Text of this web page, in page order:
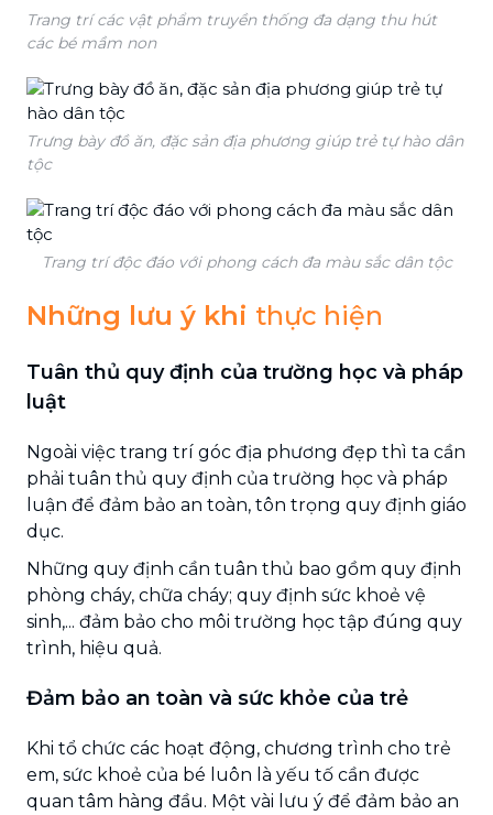
Trang trí các vật phẩm truyền thống đa dạng thu hút
các bé mầm non
Trưng bày đồ ăn, đặc sản địa phương giúp trẻ tự hào dân
tộc
Trang trí độc đáo với phong cách đa màu sắc dân tộc
Những lưu ý khi thực hiện
Tuân thủ quy định của trường học và pháp
luật
Ngoài việc trang trí góc địa phương đẹp thì ta cần
phải tuân thủ quy định của trường học và pháp
luận để đảm bảo an toàn, tôn trọng quy định giáo
dục.
Những quy định cần tuân thủ bao gồm quy định
phòng cháy, chữa cháy; quy định sức khoẻ vệ
sinh,... đảm bảo cho môi trường học tập đúng quy
trình, hiệu quả.
Đảm bảo an toàn và sức khỏe của trẻ
Khi tổ chức các hoạt động, chương trình cho trẻ
em, sức khoẻ của bé luôn là yếu tố cần được
quan tâm hàng đầu. Một vài lưu ý để đảm bảo an